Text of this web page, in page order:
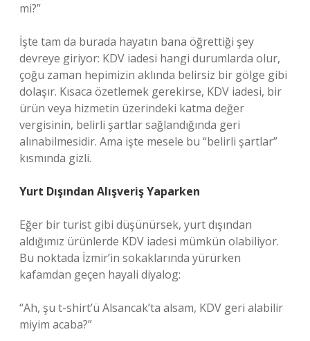
mi?”
İşte tam da burada hayatın bana öğrettiği şey
devreye giriyor: KDV iadesi hangi durumlarda olur,
çoğu zaman hepimizin aklında belirsiz bir gölge gibi
dolaşır. Kısaca özetlemek gerekirse, KDV iadesi, bir
ürün veya hizmetin üzerindeki katma değer
vergisinin, belirli şartlar sağlandığında geri
alınabilmesidir. Ama işte mesele bu “belirli şartlar”
kısmında gizli.
Yurt Dışından Alışveriş Yaparken
Eğer bir turist gibi düşünürsek, yurt dışından
aldığımız ürünlerde KDV iadesi mümkün olabiliyor.
Bu noktada İzmir’in sokaklarında yürürken
kafamdan geçen hayali diyalog:
“Ah, şu t-shirt’ü Alsancak’ta alsam, KDV geri alabilir
miyim acaba?”